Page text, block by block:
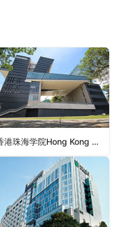
香港珠海学院Hong Kong Chu Hai College（香港认可专上学院）